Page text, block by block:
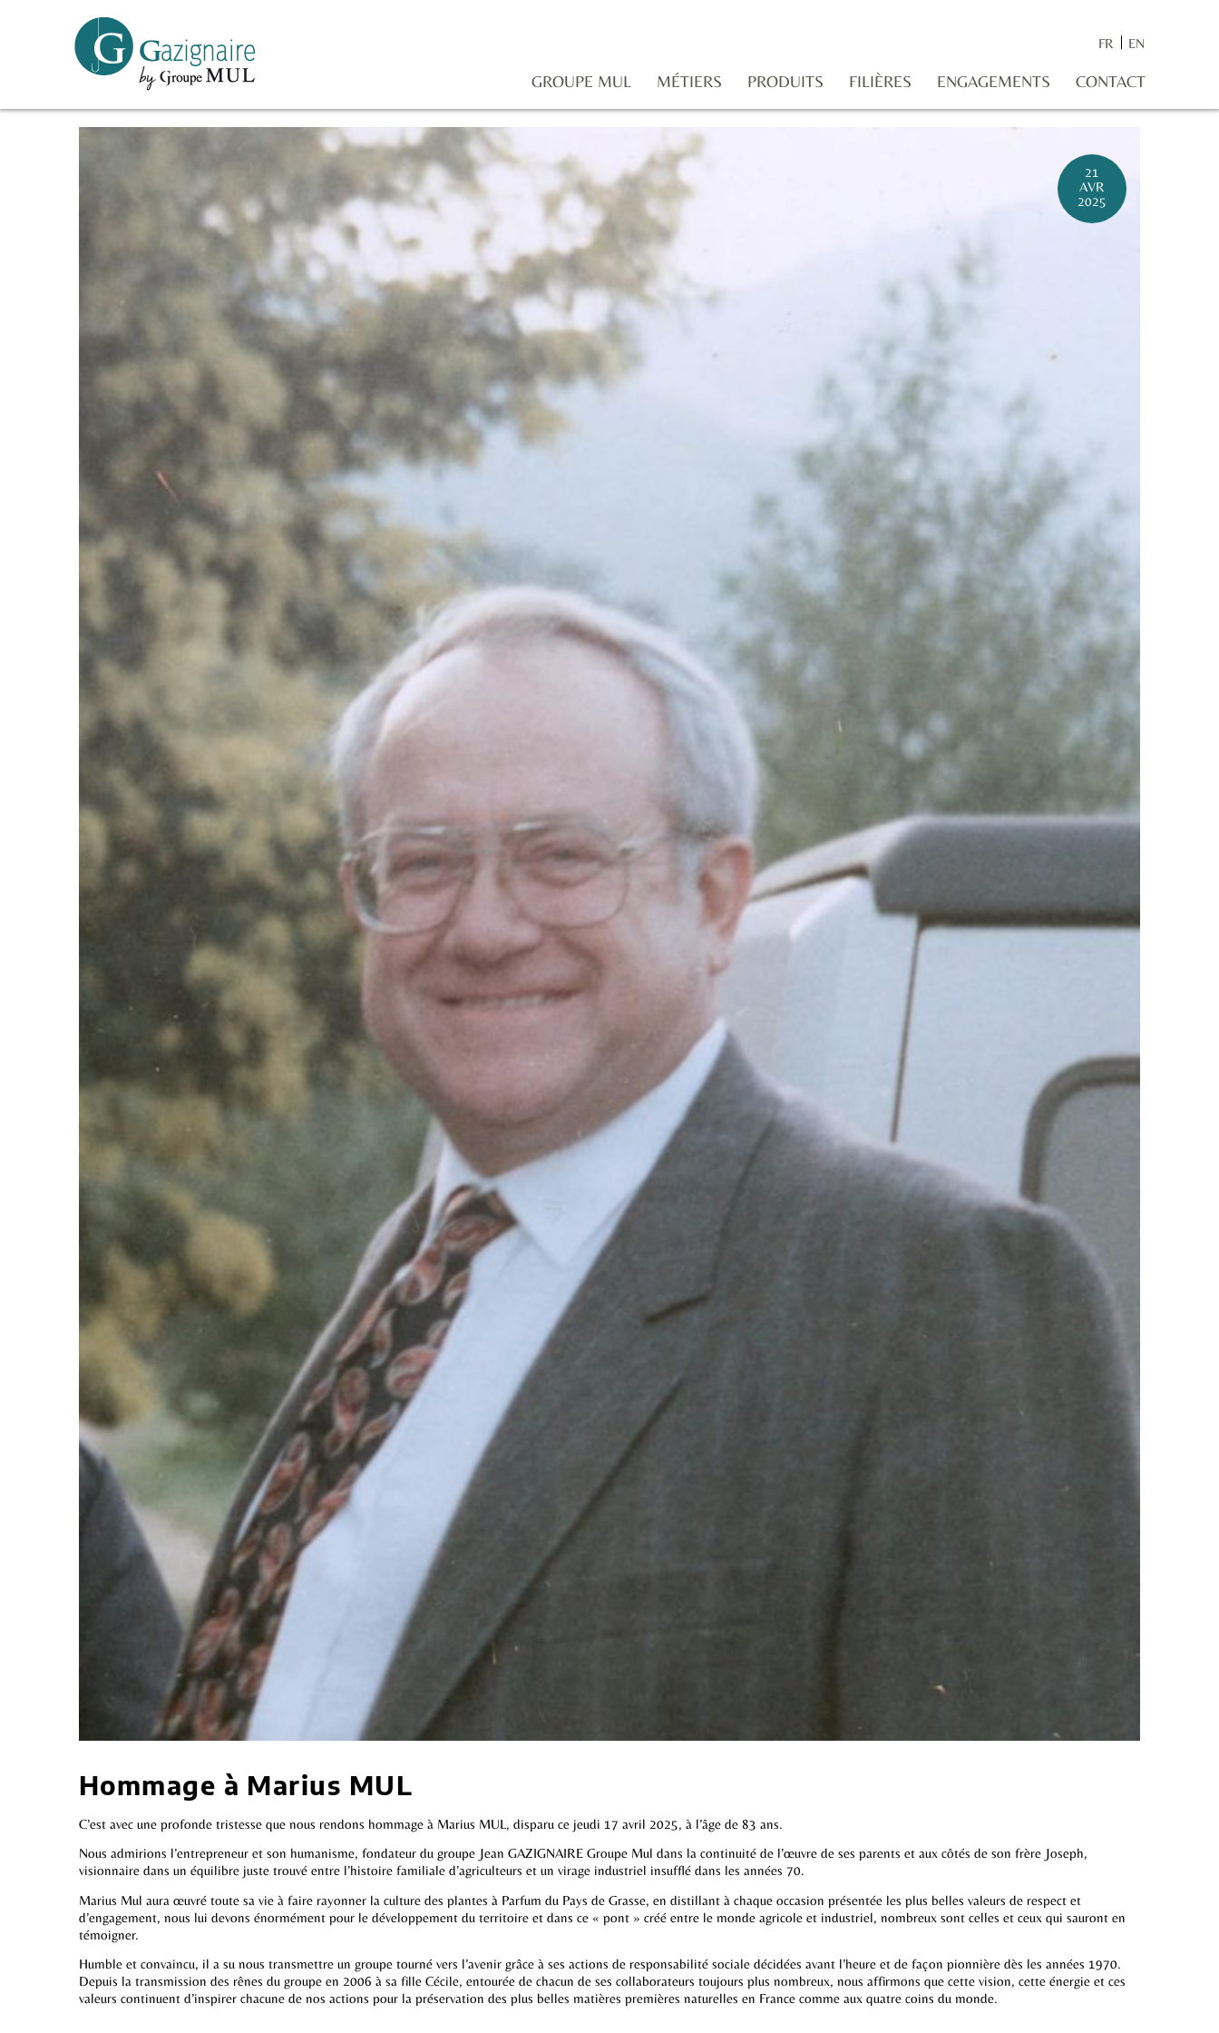
FR EN
GROUPE MUL MÉTIERS PRODUITS FILIÈRES ENGAGEMENTS CONTACT
21
AVR
2025
Hommage à Marius MUL
C’est avec une profonde tristesse que nous rendons hommage à Marius MUL, disparu ce jeudi 17 avril 2025, à l’âge de 83 ans.
Nous admirions l’entrepreneur et son humanisme, fondateur du groupe Jean GAZIGNAIRE Groupe Mul dans la continuité de l’œuvre de ses parents et aux côtés de son frère Joseph,
visionnaire dans un équilibre juste trouvé entre l’histoire familiale d’agriculteurs et un virage industriel insufflé dans les années 70.
Marius Mul aura œuvré toute sa vie à faire rayonner la culture des plantes à Parfum du Pays de Grasse, en distillant à chaque occasion présentée les plus belles valeurs de respect et
d’engagement, nous lui devons énormément pour le développement du territoire et dans ce « pont » créé entre le monde agricole et industriel, nombreux sont celles et ceux qui sauront en
témoigner.
Humble et convaincu, il a su nous transmettre un groupe tourné vers l’avenir grâce à ses actions de responsabilité sociale décidées avant l’heure et de façon pionnière dès les années 1970.
Depuis la transmission des rênes du groupe en 2006 à sa fille Cécile, entourée de chacun de ses collaborateurs toujours plus nombreux, nous affirmons que cette vision, cette énergie et ces
valeurs continuent d’inspirer chacune de nos actions pour la préservation des plus belles matières premières naturelles en France comme aux quatre coins du monde.